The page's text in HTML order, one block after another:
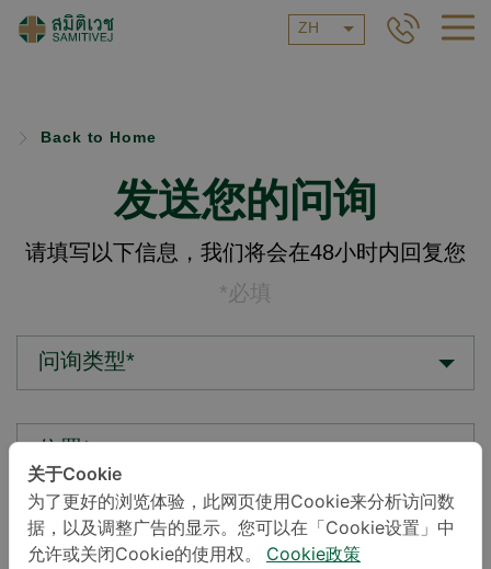
ZH
Back to Home
发送您的问询
请填写以下信息，我们将会在48小时内回复您
*必填
问询类型*
您的疑问*
关于Cookie
为了更好的浏览体验，此网页使用Cookie来分析访问数
据，以及调整广告的显示。您可以在「Cookie设置」中
允许或关闭Cookie的使用权。
Cookie政策